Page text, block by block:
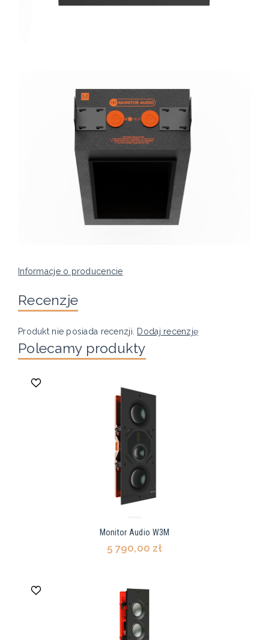
Informacje o producencie
Recenzje
Produkt nie posiada recenzji. Dodaj recenzję
Polecamy produkty
Monitor Audio W3M
5 790,00 zł